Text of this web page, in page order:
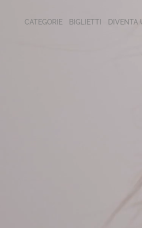
CATEGORIE BIGLIETTI DIVENTA